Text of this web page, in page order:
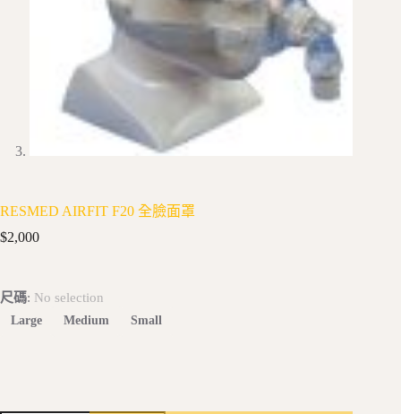
RESMED AIRFIT F20 全臉面罩
$2,000
尺碼: No selection
Large Medium Small